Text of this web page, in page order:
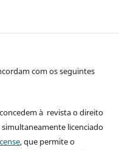
com os seguintes
à revista o direito
licenciado
, que permite o